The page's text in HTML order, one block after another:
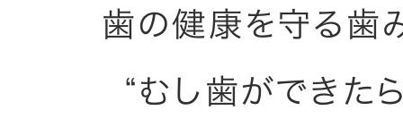
歯の健康を守る歯
“むし歯ができた